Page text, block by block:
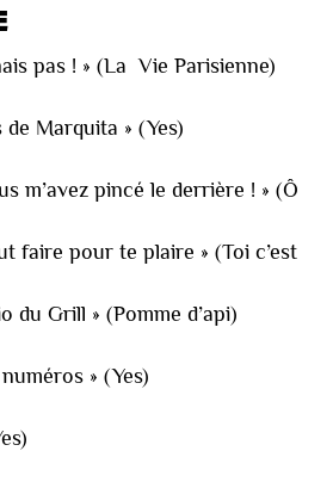
pas ! » (La Vie Parisienne)
de Marquita » (Yes)
m’avez pincé le derrière ! » (Ô
faire pour te plaire » (Toi c’est
du Grill » (Pomme d’api)
numéros » (Yes)
! » (Yes)